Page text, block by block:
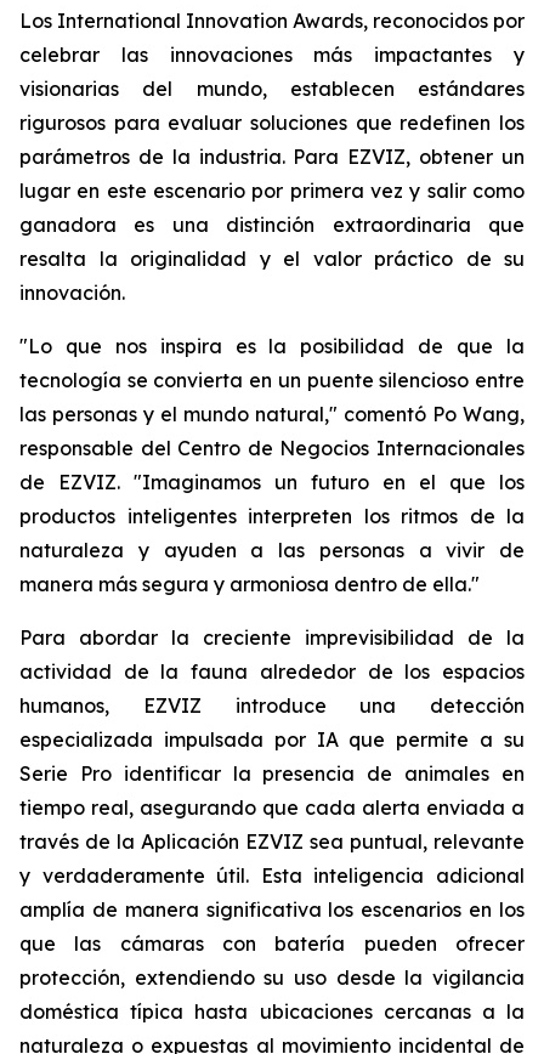
Los International Innovation Awards, reconocidos por
celebrar las innovaciones más impactantes y
visionarias del mundo, establecen estándares
rigurosos para evaluar soluciones que redefinen los
parámetros de la industria. Para EZVIZ, obtener un
lugar en este escenario por primera vez y salir como
ganadora es una distinción extraordinaria que
resalta la originalidad y el valor práctico de su
innovación.
"Lo que nos inspira es la posibilidad de que la
tecnología se convierta en un puente silencioso entre
las personas y el mundo natural," comentó Po Wang,
responsable del Centro de Negocios Internacionales
de EZVIZ. "Imaginamos un futuro en el que los
productos inteligentes interpreten los ritmos de la
naturaleza y ayuden a las personas a vivir de
manera más segura y armoniosa dentro de ella."
Para abordar la creciente imprevisibilidad de la
actividad de la fauna alrededor de los espacios
humanos, EZVIZ introduce una detección
especializada impulsada por IA que permite a su
Serie Pro identificar la presencia de animales en
tiempo real, asegurando que cada alerta enviada a
través de la Aplicación EZVIZ sea puntual, relevante
y verdaderamente útil. Esta inteligencia adicional
amplía de manera significativa los escenarios en los
que las cámaras con batería pueden ofrecer
protección, extendiendo su uso desde la vigilancia
doméstica típica hasta ubicaciones cercanas a la
naturaleza o expuestas al movimiento incidental de